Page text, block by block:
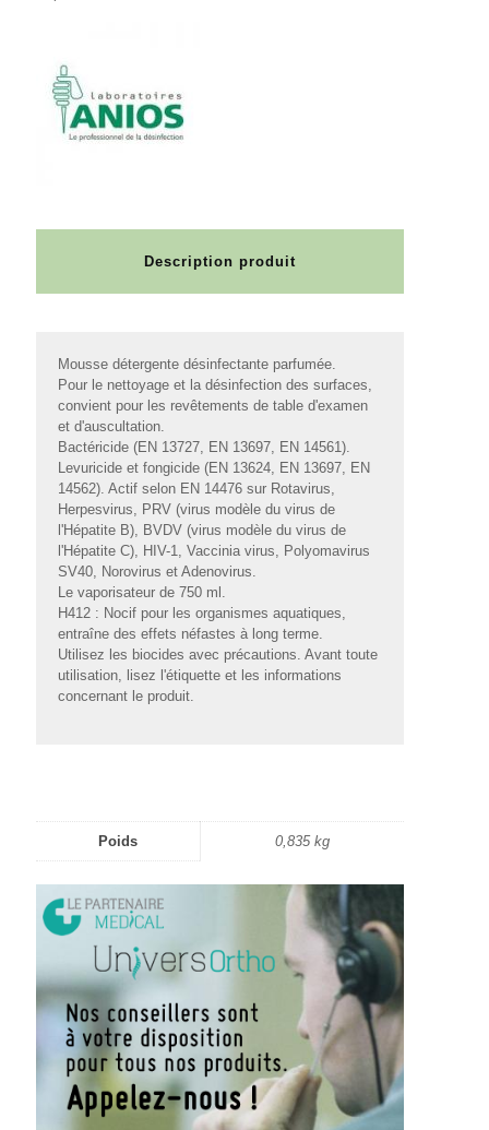
Description produit
Mousse détergente désinfectante parfumée.
Pour le nettoyage et la désinfection des surfaces,
convient pour les revêtements de table d'examen
et d'auscultation.
Bactéricide (EN 13727, EN 13697, EN 14561).
Levuricide et fongicide (EN 13624, EN 13697, EN
14562). Actif selon EN 14476 sur Rotavirus,
Herpesvirus, PRV (virus modèle du virus de
l'Hépatite B), BVDV (virus modèle du virus de
l'Hépatite C), HIV-1, Vaccinia virus, Polyomavirus
SV40, Norovirus et Adenovirus.
Le vaporisateur de 750 ml.
H412 : Nocif pour les organismes aquatiques,
entraîne des effets néfastes à long terme.
Utilisez les biocides avec précautions. Avant toute
utilisation, lisez l'étiquette et les informations
concernant le produit.
Poids 0,835 kg